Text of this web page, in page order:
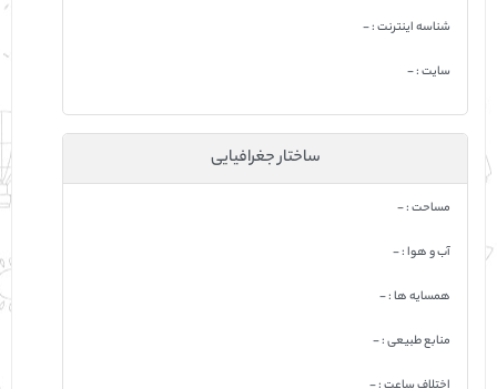
شناسه اینترنت : -
سایت : -
ساختار جغرافیایی
مساحت : -
آب و هوا : -
همسایه ها : -
منابع طبیعی : -